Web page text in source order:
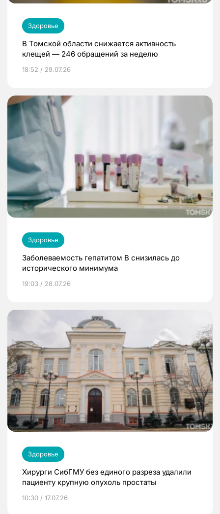
Здоровье
В Томской области снижается активность
клещей — 246 обращений за неделю
18:52 / 29.07.26
Здоровье
Заболеваемость гепатитом В снизилась до
исторического минимума
19:03 / 28.07.26
Здоровье
Хирурги СибГМУ без единого разреза удалили
пациенту крупную опухоль простаты
10:30 / 17.07.26